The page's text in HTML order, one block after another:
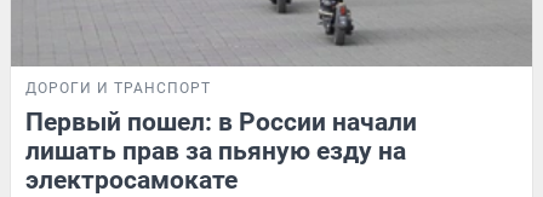
ДОРОГИ И ТРАНСПОРТ
Первый пошел: в России начали
лишать прав за пьяную езду на
электросамокате